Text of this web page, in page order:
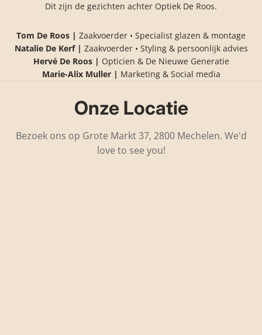
Dit zijn de gezichten achter Optiek De Roos.
Tom De Roos | Zaakvoerder • Specialist glazen & montage
Natalie De Kerf | Zaakvoerder • Styling & persoonlijk advies
Hervé De Roos | Opticien & De Nieuwe Generatie
Marie-Alix Muller | Marketing & Social media
Onze Locatie
Bezoek ons op Grote Markt 37, 2800 Mechelen. We'd
love to see you!